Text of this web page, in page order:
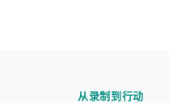
从录制到行动